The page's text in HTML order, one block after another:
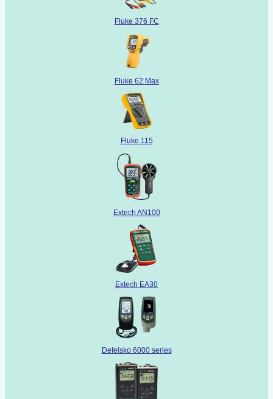
Fluke 376 FC
Fluke 62 Max
Fluke 115
Extech AN100
Extech EA30
Defelsko 6000 series